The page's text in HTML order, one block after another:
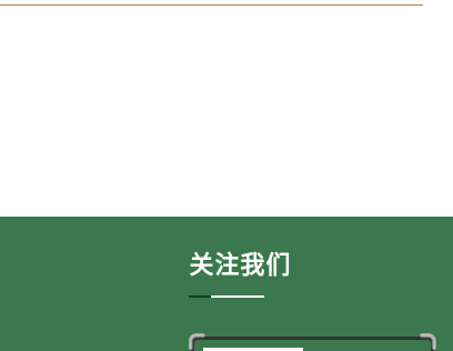
关注我们